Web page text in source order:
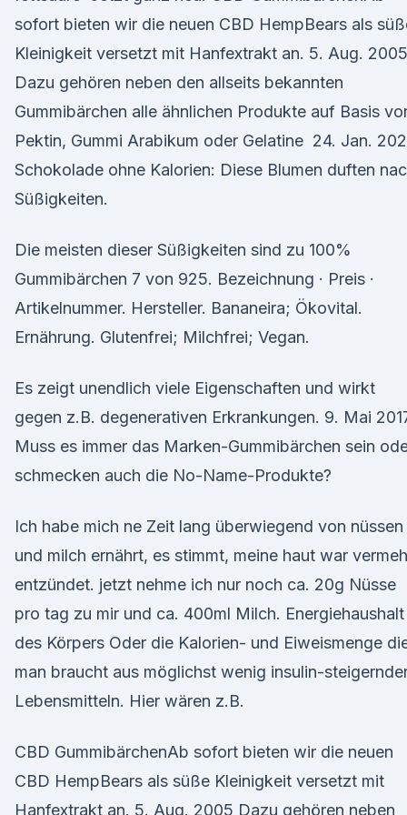
sofort bieten wir die neuen CBD HempBears als
Kleinigkeit versetzt mit Hanfextrakt an. 5. Aug. 2005
Dazu gehören neben den allseits bekannten
Gummibärchen alle ähnlichen Produkte auf Basis
Pektin, Gummi Arabikum oder Gelatine 24. Jan.
Schokolade ohne Kalorien: Diese Blumen duften
Süßigkeiten.
Die meisten dieser Süßigkeiten sind zu 100%
Gummibärchen 7 von 925. Bezeichnung · Preis ·
Artikelnummer. Hersteller. Bananeira; Ökovital.
Ernährung. Glutenfrei; Milchfrei; Vegan.
Es zeigt unendlich viele Eigenschaften und wirkt
gegen z.B. degenerativen Erkrankungen. 9. Mai
Muss es immer das Marken-Gummibärchen sein
schmecken auch die No-Name-Produkte?
Ich habe mich ne Zeit lang überwiegend von nüssen
und milch ernährt, es stimmt, meine haut war
entzündet. jetzt nehme ich nur noch ca. 20g Nüsse
pro tag zu mir und ca. 400ml Milch. Energiehaushalt
des Körpers Oder die Kalorien- und Eiweismenge
man braucht aus möglichst wenig insulin-
Lebensmitteln. Hier wären z.B.
CBD GummibärchenAb sofort bieten wir die neuen
CBD HempBears als süße Kleinigkeit versetzt mit
Hanfextrakt an. 5. Aug. 2005 Dazu gehören neben